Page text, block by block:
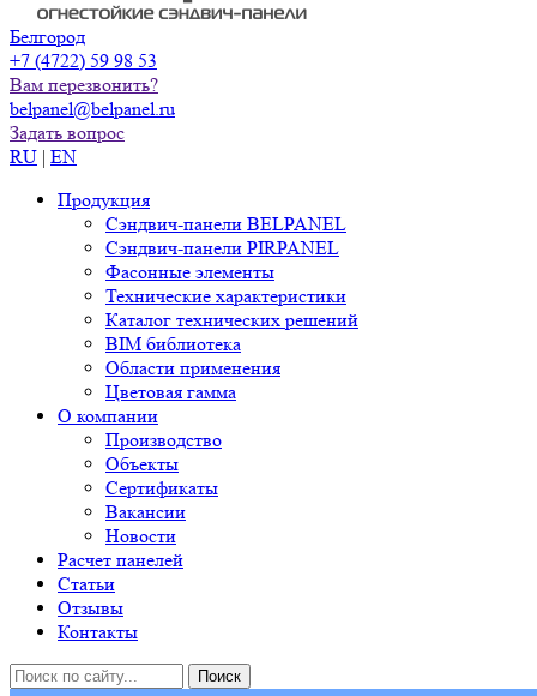
Белгород
+7 (4722) 59 98 53
Вам перезвонить?
belpanel@belpanel.ru
Задать вопрос
RU | EN
Продукция
Сэндвич-панели BELPANEL
Сэндвич-панели PIRPANEL
Фасонные элементы
Технические характеристики
Каталог технических решений
BIM библиотека
Области применения
Цветовая гамма
О компании
Производство
Объекты
Сертификаты
Вакансии
Новости
Расчет панелей
Статьи
Отзывы
Контакты